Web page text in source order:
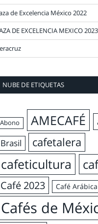
de Excelencia México 2022
DE EXCELENCIA MEXICO 2023
NUBE DE ETIQUETAS
Abono AMECAFÉ
Brasil cafetalera
cafeticultura
Café 2023 Café Arábica
Cafés de